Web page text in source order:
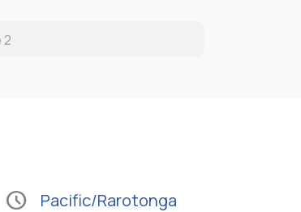
schedule Pacific/Rarotonga